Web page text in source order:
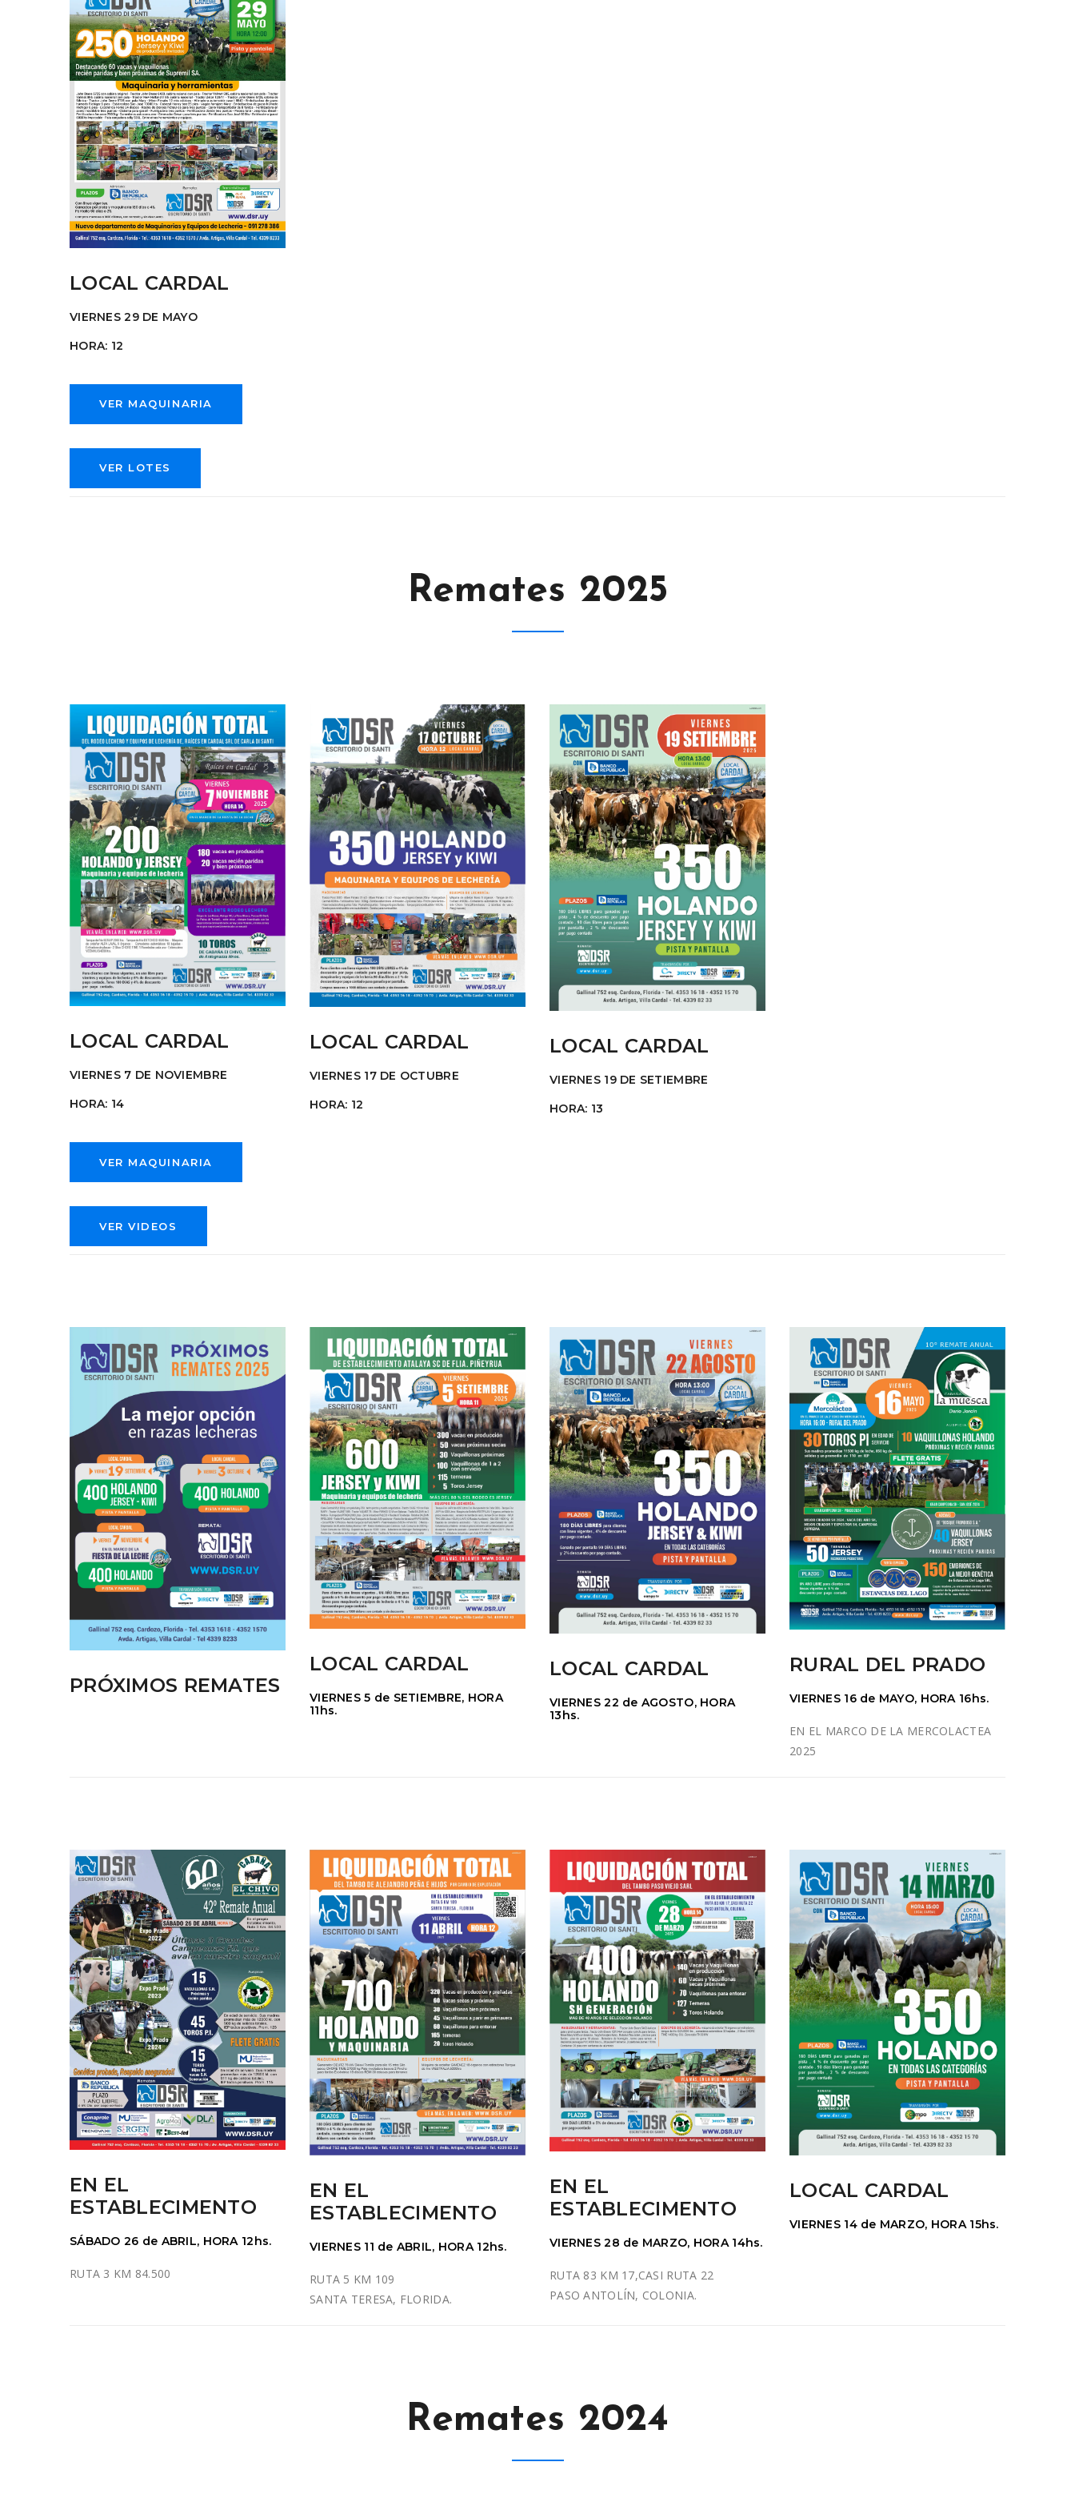
LOCAL CARDAL
VIERNES 29 DE MAYO
HORA: 12
VER MAQUINARIA
VER LOTES
Remates 2025
LOCAL CARDAL
VIERNES 7 DE NOVIEMBRE
HORA: 14
VER MAQUINARIA
VER VIDEOS
LOCAL CARDAL
VIERNES 17 DE OCTUBRE
HORA: 12
LOCAL CARDAL
VIERNES 19 DE SETIEMBRE
HORA: 13
PRÓXIMOS REMATES
LOCAL CARDAL
VIERNES 5 de SETIEMBRE, HORA
11hs.
LOCAL CARDAL
VIERNES 22 de AGOSTO, HORA
13hs.
RURAL DEL PRADO
VIERNES 16 de MAYO, HORA 16hs.
EN EL MARCO DE LA MERCOLACTEA
2025
EN EL
ESTABLECIMENTO
SÁBADO 26 de ABRIL, HORA 12hs.
RUTA 3 KM 84.500
EN EL
ESTABLECIMENTO
VIERNES 11 de ABRIL, HORA 12hs.
RUTA 5 KM 109
SANTA TERESA, FLORIDA.
EN EL
ESTABLECIMENTO
VIERNES 28 de MARZO, HORA 14hs.
RUTA 83 KM 17,CASI RUTA 22
PASO ANTOLÍN, COLONIA.
LOCAL CARDAL
VIERNES 14 de MARZO, HORA 15hs.
Remates 2024